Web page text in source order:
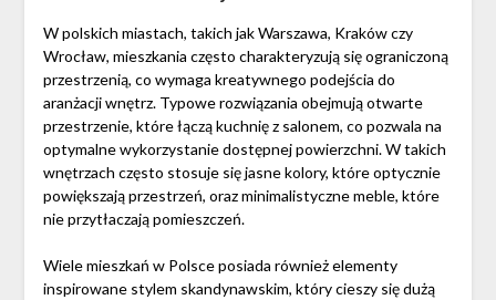
W polskich miastach, takich jak Warszawa, Kraków czy
Wrocław, mieszkania często charakteryzują się ograniczoną
przestrzenią, co wymaga kreatywnego podejścia do
aranżacji wnętrz. Typowe rozwiązania obejmują otwarte
przestrzenie, które łączą kuchnię z salonem, co pozwala na
optymalne wykorzystanie dostępnej powierzchni. W takich
wnętrzach często stosuje się jasne kolory, które optycznie
powiększają przestrzeń, oraz minimalistyczne meble, które
nie przytłaczają pomieszczeń.
Wiele mieszkań w Polsce posiada również elementy
inspirowane stylem skandynawskim, który cieszy się dużą